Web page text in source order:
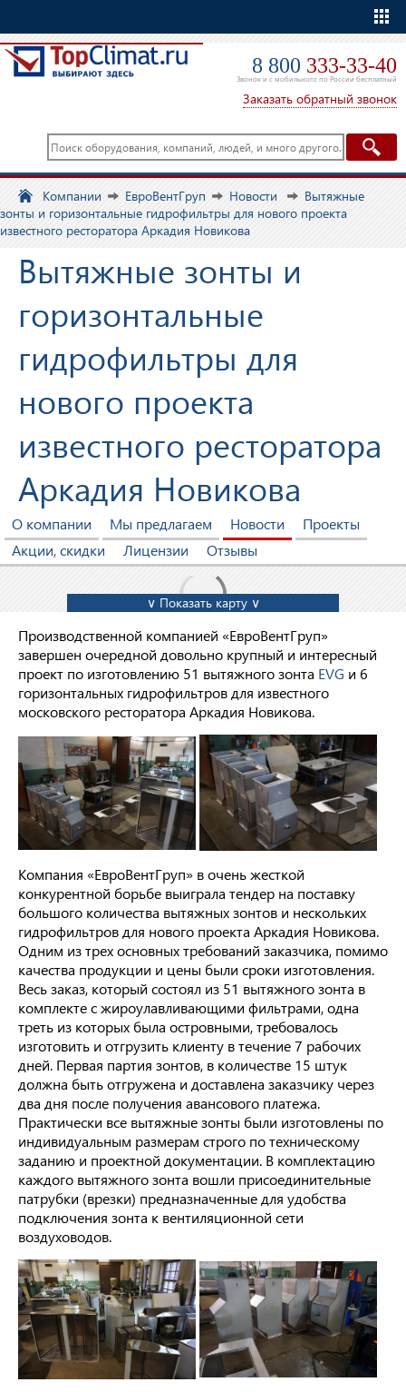
8 800 333-33-40
Звонок и с мобильного по России бесплатный
Заказать обратный звонок
Компании ЕвроВентГруп Новости
Вытяжные
зонты и горизонтальные гидрофильтры для нового проекта
известного ресторатора Аркадия Новикова
Вытяжные зонты и
горизонтальные
гидрофильтры для
нового проекта
известного ресторатора
Аркадия Новикова
О компании Мы предлагаем Новости
Проекты
Акции, скидки
Лицензии Отзывы
∨ Показать карту ∨
Производственной компанией «ЕвроВентГруп»
завершен очередной довольно крупный и интересный
проект по изготовлению 51 вытяжного зонта EVG и 6
горизонтальных гидрофильтров для известного
московского ресторатора Аркадия Новикова.
Компания «ЕвроВентГруп» в очень жесткой
конкурентной борьбе выиграла тендер на поставку
большого количества вытяжных зонтов и нескольких
гидрофильтров для нового проекта Аркадия Новикова.
Одним из трех основных требований заказчика, помимо
качества продукции и цены были сроки изготовления.
Весь заказ, который состоял из 51 вытяжного зонта в
комплекте с жироулавливающими фильтрами, одна
треть из которых была островными, требовалось
изготовить и отгрузить клиенту в течение 7 рабочих
дней. Первая партия зонтов, в количестве 15 штук
должна быть отгружена и доставлена заказчику через
два дня после получения авансового платежа.
Практически все вытяжные зонты были изготовлены по
индивидуальным размерам строго по техническому
заданию и проектной документации. В комплектацию
каждого вытяжного зонта вошли присоединительные
патрубки (врезки) предназначенные для удобства
подключения зонта к вентиляционной сети
воздуховодов.